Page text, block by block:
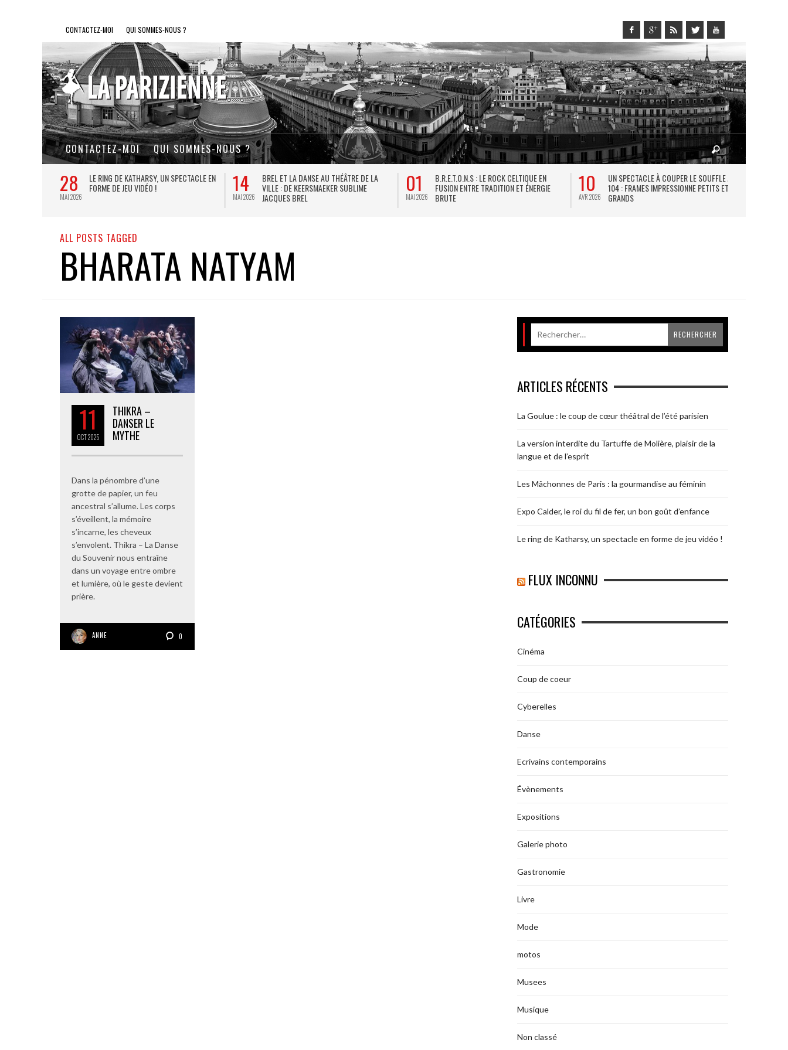
CONTACTEZ-MOI QUI SOMMES-NOUS ?
CONTACTEZ-MOI QUI SOMMES-NOUS ?
28
MAI 2026
LE RING DE KATHARSY, UN SPECTACLE EN
FORME DE JEU VIDÉO !
14
MAI 2026
BREL ET LA DANSE AU THÉÂTRE DE LA
VILLE : DE KEERSMAEKER SUBLIME
JACQUES BREL
01
MAI 2026
B.R.E.T.O.N.S : LE ROCK CELTIQUE EN
FUSION ENTRE TRADITION ET ÉNERGIE
BRUTE
10
AVR 2026
UN SPECTACLE À COUPER LE SOUFFLE AU
104 : FRAMES IMPRESSIONNE PETITS ET
GRANDS
ALL POSTS TAGGED
BHARATA NATYAM
11
OCT2025
THIKRA –
DANSER LE
MYTHE
Dans la pénombre d’une
grotte de papier, un feu
ancestral s’allume. Les corps
s’éveillent, la mémoire
s’incarne, les cheveux
s’envolent. Thikra – La Danse
du Souvenir nous entraîne
dans un voyage entre ombre
et lumière, où le geste devient
prière.
ANNE 0
ARTICLES RÉCENTS
La Goulue : le coup de cœur théâtral de l’été parisien
La version interdite du Tartuffe de Molière, plaisir de la
langue et de l’esprit
Les Mâchonnes de Paris : la gourmandise au féminin
Expo Calder, le roi du fil de fer, un bon goût d’enfance
Le ring de Katharsy, un spectacle en forme de jeu vidéo !
FLUX INCONNU
CATÉGORIES
Cinéma
Coup de coeur
Cyberelles
Danse
Ecrivains contemporains
Évènements
Expositions
Galerie photo
Gastronomie
Livre
Mode
motos
Musees
Musique
Non classé